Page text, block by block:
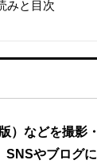
みと目次
）などを撮影・
SNSやブログに